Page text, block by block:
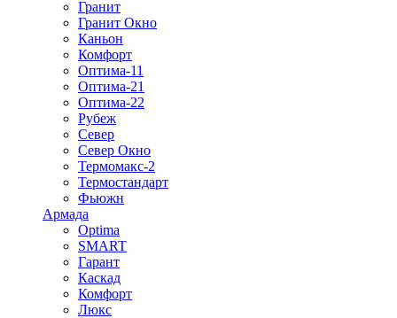
Гранит
Гранит Окно
Каньон
Комфорт
Оптима-11
Оптима-21
Оптима-22
Рубеж
Север
Север Окно
Термомакс-2
Термостандарт
Фьюжн
Армада
Optima
SMART
Гарант
Каскад
Комфорт
Люкс